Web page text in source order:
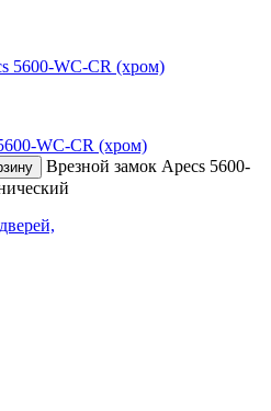
WC-CR (хром)
Врезной замок Apecs 5600-